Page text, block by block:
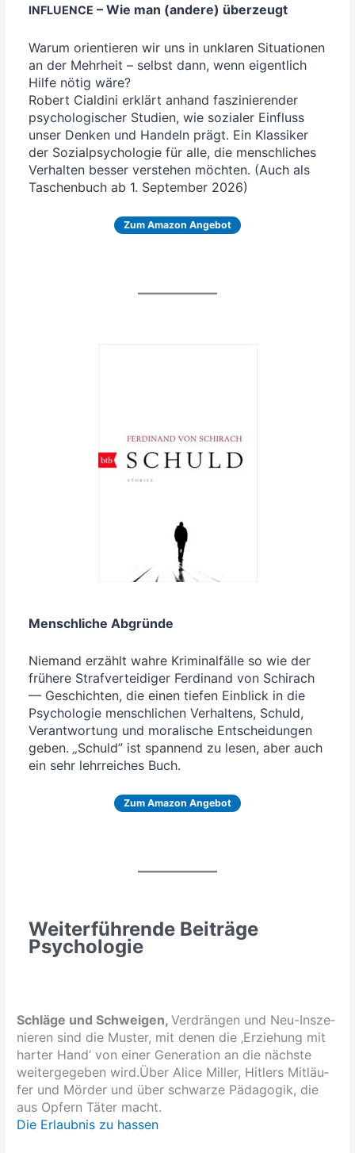
INFLUENCE – Wie man (ande­re) überzeugt
War­um ori­en­tie­ren wir uns in unkla­ren Situa­tio­nen
an der Mehr­heit – selbst dann, wenn eigent­lich
Hil­fe nötig wäre?
Robert Cial­di­ni erklärt anhand fas­zi­nie­ren­der
psy­cho­lo­gi­scher Stu­di­en, wie sozia­ler Ein­fluss
unser Den­ken und Han­deln prägt. Ein Klas­si­ker
der Sozi­al­psy­cho­lo­gie für alle, die mensch­li­ches
Ver­hal­ten bes­ser ver­ste­hen möch­ten. (Auch als
Taschen­buch ab 1. Sep­tem­ber 2026)
Zum Ama­zon Angebot
Mensch­li­che Abgründe
Nie­mand erzählt wah­re Kri­mi­nal­fäl­le so wie der
frü­he­re Straf­ver­tei­di­ger Fer­di­nand von Schi­rach
— Geschich­ten, die einen tie­fen Ein­blick in die
Psy­cho­lo­gie mensch­li­chen Ver­hal­tens, Schuld,
Ver­ant­wor­tung und mora­li­sche Ent­schei­dun­gen
geben.„Schuld” ist span­nend zu lesen, aber auch
ein sehr lehr­rei­ches Buch.
Zum Ama­zon Angebot
Weiterführende Beiträge
Psychologie
Schlä­ge und Schwei­gen,Ver­drän­gen und Neu-Insze­
nie­ren sind die Mus­ter, mit denen die ‚Erzie­hung mit
har­ter Hand‘ von einer Gene­ra­ti­on an die nächs­te
wei­ter­ge­ge­ben wird.Über Ali­ce Mil­ler, Hit­lers Mit­läu­
fer und Mör­der und über schwar­ze Päd­ago­gik, die
aus Opfern Täter macht.
Die Erlaub­nis zu hassen